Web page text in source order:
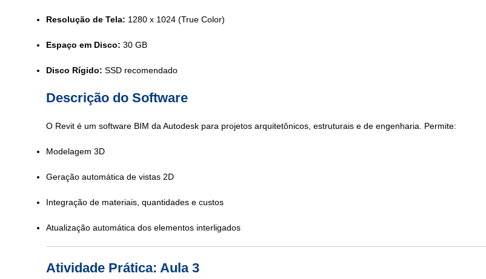
Resolução de Tela: 1280 x 1024 (True Color)
Espaço em Disco: 30 GB
Disco Rígido: SSD recomendado
Descrição do Software
O Revit é um software BIM da Autodesk para projetos arquitetônicos, estruturais e de engenharia. Permite:
Modelagem 3D
Geração automática de vistas 2D
Integração de materiais, quantidades e custos
Atualização automática dos elementos interligados
Atividade Prática: Aula 3